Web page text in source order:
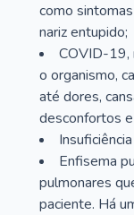
como
nariz entupido;
COVID-19,
o organismo,
até dores,
desconfortos
Enfisema
pulmonares
paciente. Há